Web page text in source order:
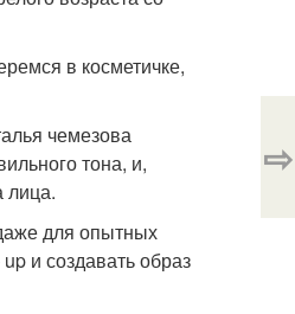
в косметичке,
чемезова
тона, и,
лица.
для опытных
и создавать образ
⇨